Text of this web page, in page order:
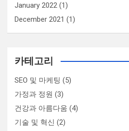
January 2022 (1)
December 2021 (1)
카테고리
SEO 및 마케팅 (5)
가정과 정원 (3)
건강과 아름다움 (4)
기술 및 혁신 (2)